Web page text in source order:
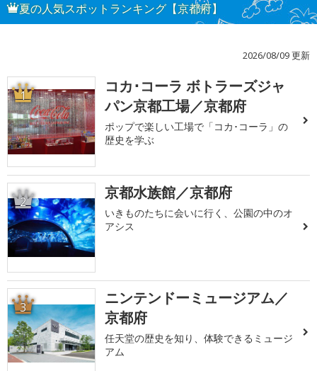
夏の人気スポットランキング【京都府】
2026/08/09 更新
1
コカ･コーラ ボトラーズジャ
パン京都工場／京都府
ポップで楽しい工場で「コカ･コーラ」の
歴史を学ぶ
2 京都水族館／京都府
いきものたちに会いに行く、公園の中のオ
アシス
3
ニンテンドーミュージアム／
京都府
任天堂の歴史を知り、体験できるミュージ
アム